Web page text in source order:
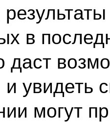
в
даст
и увидеть
могут